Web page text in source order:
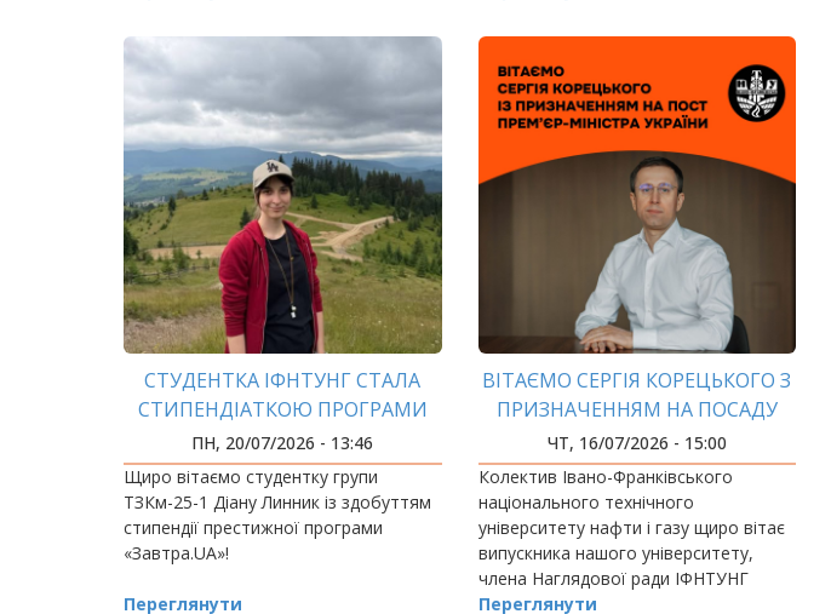
СТУДЕНТКА ІФНТУНГ СТАЛА
СТИПЕНДІАТКОЮ ПРОГРАМИ
«ЗАВТРА.UA»
ПН, 20/07/2026 - 13:46
Щиро вітаємо студентку групи
ТЗКм-25-1 Діану Линник із здобуттям
стипендії престижної програми
«Завтра.UA»!
Переглянути
ВІТАЄМО СЕРГІЯ КОРЕЦЬКОГО З
ПРИЗНАЧЕННЯМ НА ПОСАДУ
ПРЕМ'ЄР-МІНІСТРА УКРАЇНИ!
ЧТ, 16/07/2026 - 15:00
Колектив Івано-Франківського
національного технічного
університету нафти і газу щиро вітає
випускника нашого університету,
члена Наглядової ради ІФНТУНГ
Сергія Корецького з призначенням на
Переглянути